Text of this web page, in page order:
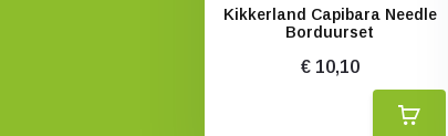
Kikkerland Capibara Needle
Borduurset
€ 10,10